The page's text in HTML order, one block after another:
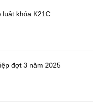
luật khóa K21C
đợt 3 năm 2025